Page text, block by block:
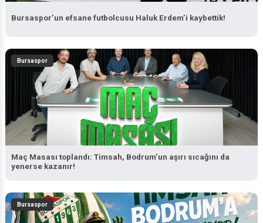
Bursaspor’un efsane futbolcusu Haluk Erdem’i kaybettik!
Bursaspor
Maç Masası toplandı: Timsah, Bodrum’un aşırı sıcağını da
yenerse kazanır!
Bursaspor